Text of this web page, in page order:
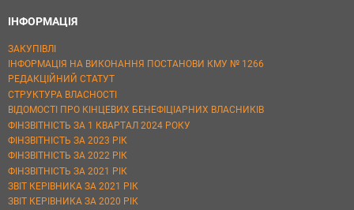
ІНФОРМАЦІЯ
ЗАКУПІВЛІ
ІНФОРМАЦІЯ НА ВИКОНАННЯ ПОСТАНОВИ КМУ № 1266
РЕДАКЦІЙНИЙ СТАТУТ
СТРУКТУРА ВЛАСНОСТІ
ВІДОМОСТІ ПРО КІНЦЕВИХ БЕНЕФІЦІАРНИХ ВЛАСНИКІВ
ФІНЗВІТНІСТЬ ЗА 1 КВАРТАЛ 2024 РОКУ
ФІНЗВІТНІСТЬ ЗА 2023 РІК
ФІНЗВІТНІСТЬ ЗА 2022 РІК
ФІНЗВІТНІСТЬ ЗА 2021 РІК
ЗВІТ КЕРІВНИКА ЗА 2021 РІК
ЗВІТ КЕРІВНИКА ЗА 2020 РІК